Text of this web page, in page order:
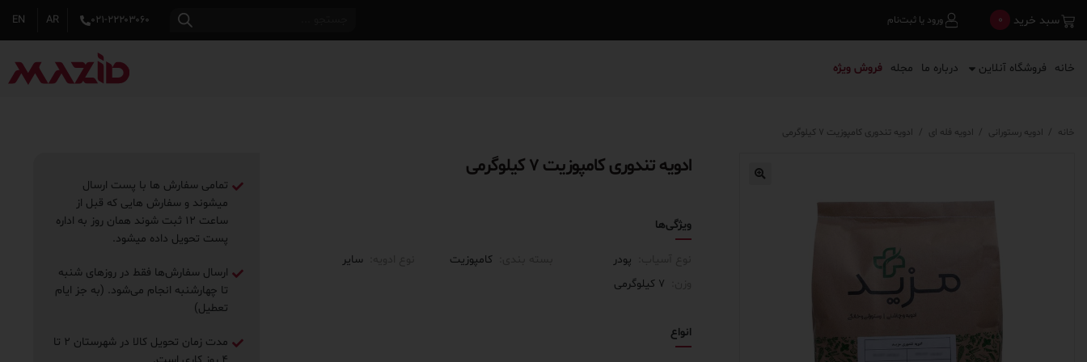
0 سبد خرید ورود یا ثبت‌نام ۰۲۱-۲۲۲۰۳۰۶۰ AR
EN
خانه فروشگاه آنلاین درباره ما مجله فروش ویژه
خانه / ادویه رستورانی / ادویه فله ای / ادویه تندوری کامپوزیت ۷ کیلوگرمی
ادویه تندوری کامپوزیت ۷ کیلوگرمی
انواع
ویژگی‌ها
پودر کامپوزیت
سایر
۷ کیلوگرمی
تمامی سفارش ها با پست ارسال
میشوند و سفارش هایی که قبل از
ساعت ۱۲ ثبت شوند همان روز به اداره
پست تحویل داده میشود.
ارسال سفارش‌ها فقط در روزهای شنبه
تا چهارشنبه انجام می‌شود. (به جز ایام
تعطیل)
مدت زمان تحویل کالا در شهرستان ۲ تا